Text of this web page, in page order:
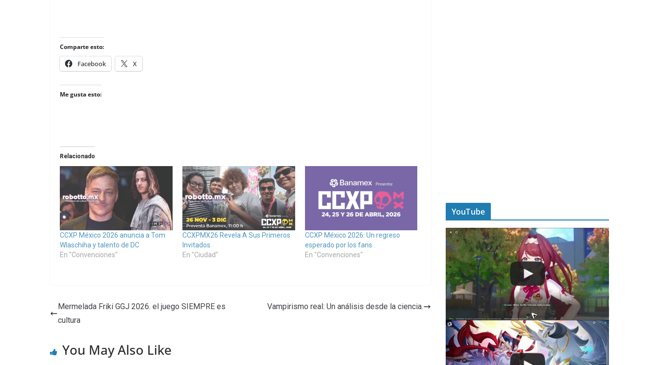
Comparte esto:
Facebook X
Me gusta esto:
Relacionado
CCXP México 2026 anuncia a Tom
Wlaschiha y talento de DC
En "Convenciones"
CCXPMX26 Revela A Sus Primeros
Invitados
En "Ciudad"
CCXP México 2026: Un regreso
esperado por los fans
En "Convenciones"
Mermelada Friki GGJ 2026. el juego SIEMPRE es
cultura
Vampirismo real: Un análisis desde la ciencia.
You May Also Like
YouTube